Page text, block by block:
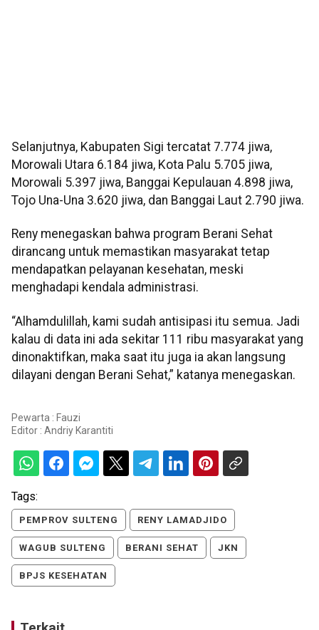
Selanjutnya, Kabupaten Sigi tercatat 7.774 jiwa,
Morowali Utara 6.184 jiwa, Kota Palu 5.705 jiwa,
Morowali 5.397 jiwa, Banggai Kepulauan 4.898 jiwa,
Tojo Una-Una 3.620 jiwa, dan Banggai Laut 2.790 jiwa.
Reny menegaskan bahwa program Berani Sehat
dirancang untuk memastikan masyarakat tetap
mendapatkan pelayanan kesehatan, meski
menghadapi kendala administrasi.
“Alhamdulillah, kami sudah antisipasi itu semua. Jadi
kalau di data ini ada sekitar 111 ribu masyarakat yang
dinonaktifkan, maka saat itu juga ia akan langsung
dilayani dengan Berani Sehat,” katanya menegaskan.
Pewarta : Fauzi
Editor : Andriy Karantiti
Tags:
PEMPROV SULTENG RENY LAMADJIDO
WAGUB SULTENG BERANI SEHAT JKN
BPJS KESEHATAN